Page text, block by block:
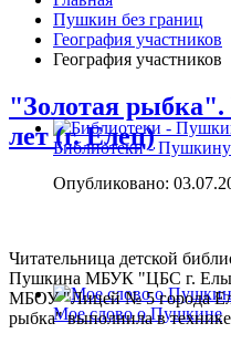
Библиотеки - Пушкину
Мое слово о Пушкине
Пушкин без границ
География участников
География участников
"Золотая рыбка".
лет (г. Елец)
Опубликовано:
Читательница детской
Пушкина МБУК "ЦБС г.
МБОУ "Лицей № 5 города
рыбка" выполнила в